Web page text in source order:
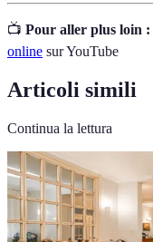
📺 Pour aller plus loin :
online sur YouTube
Articoli simili
Continua la lettura